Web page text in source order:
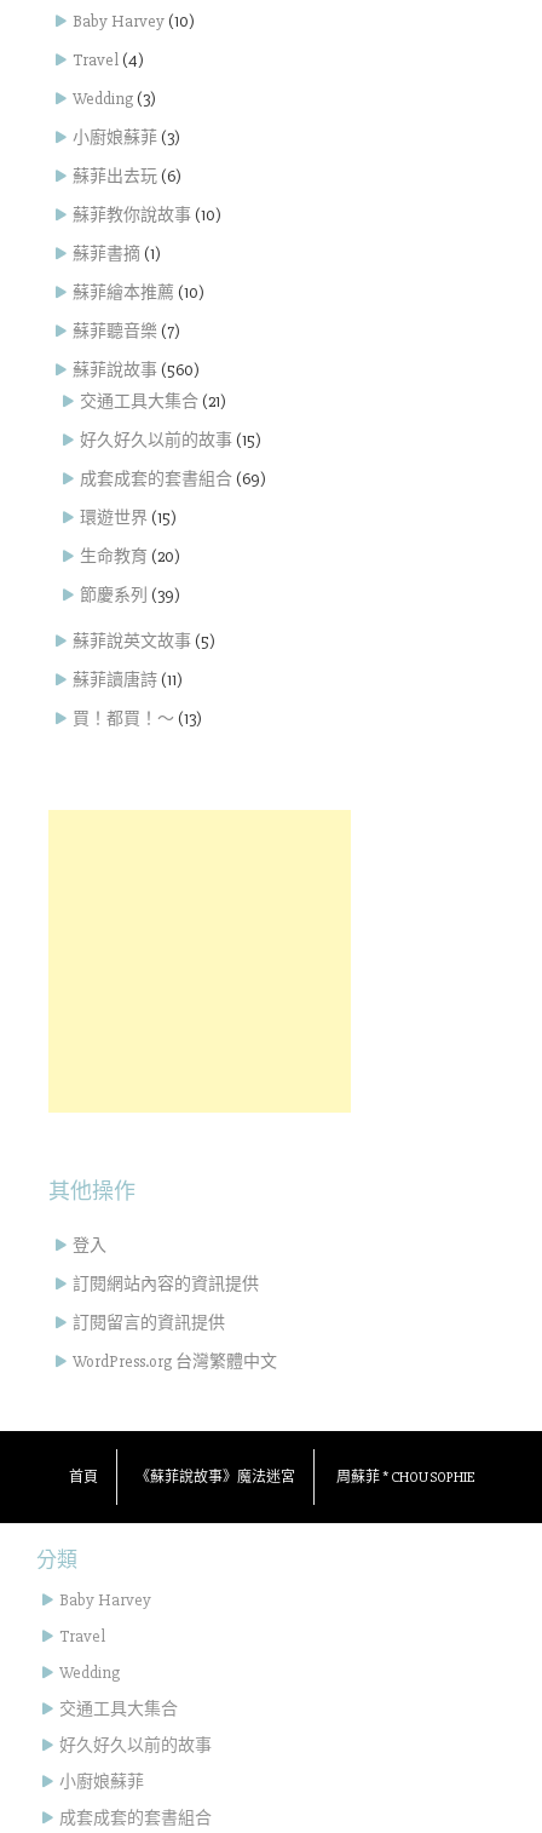
Baby Harvey (10)
Travel (4)
Wedding (3)
小廚娘蘇菲 (3)
蘇菲出去玩 (6)
蘇菲教你說故事 (10)
蘇菲書摘 (1)
蘇菲繪本推薦 (10)
蘇菲聽音樂 (7)
蘇菲說故事 (560)
交通工具大集合 (21)
好久好久以前的故事 (15)
成套成套的套書組合 (69)
環遊世界 (15)
生命教育 (20)
節慶系列 (39)
蘇菲說英文故事 (5)
蘇菲讀唐詩 (11)
買！都買！～ (13)
其他操作
登入
訂閱網站內容的資訊提供
訂閱留言的資訊提供
WordPress.org 台灣繁體中文
首頁 《蘇菲說故事》魔法迷宮 周蘇菲 * CHOU SOPHIE
分類
Baby Harvey
Travel
Wedding
交通工具大集合
好久好久以前的故事
小廚娘蘇菲
成套成套的套書組合